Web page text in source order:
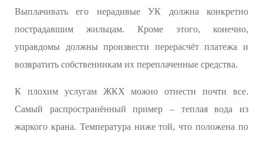
Выплачивать его нерадивые УК должна конкретно
пострадавшим жильцам. Кроме этого, конечно,
управдомы должны произвести перерасчёт платежа и
возвратить собственникам их переплаченные средства.
К плохим услугам ЖКХ можно отнести почти все.
Самый распространённый пример – теплая вода из
жаркого крана. Температура ниже той, что положена по